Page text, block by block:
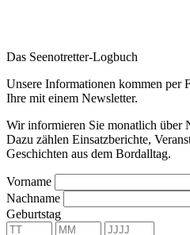
Das Seenotretter-Logbuch
Unsere Informationen kommen per
Ihre mit einem Newsletter.
Wir informieren Sie monatlich über
Dazu zählen Einsatzberichte,
Geschichten aus dem Bordalltag.
Vorname
Nachname
Geburtstag